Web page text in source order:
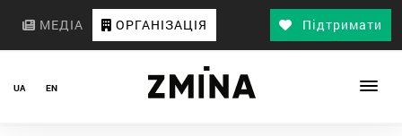
МЕДІА ОРГАНІЗАЦІЯ Підтримати
UA EN